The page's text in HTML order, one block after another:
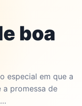
boa
especial em que a
a promessa de